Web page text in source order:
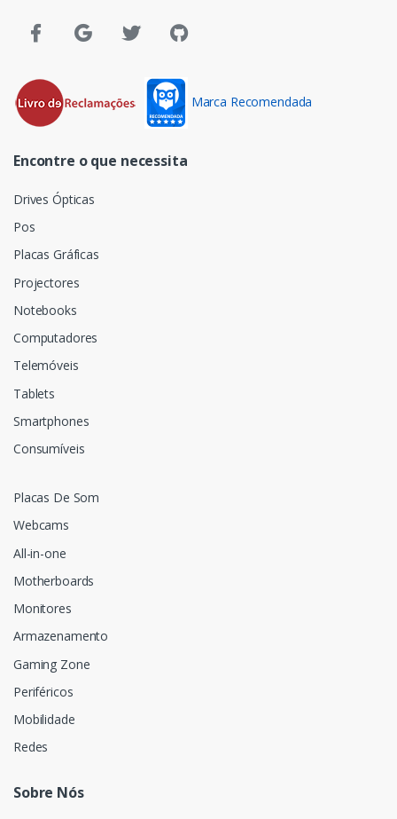
Marca Recomendada
Encontre o que necessita
Drives Ópticas
Pos
Placas Gráficas
Projectores
Notebooks
Computadores
Telemóveis
Tablets
Smartphones
Consumíveis
Placas De Som
Webcams
All-in-one
Motherboards
Monitores
Armazenamento
Gaming Zone
Periféricos
Mobilidade
Redes
Sobre Nós